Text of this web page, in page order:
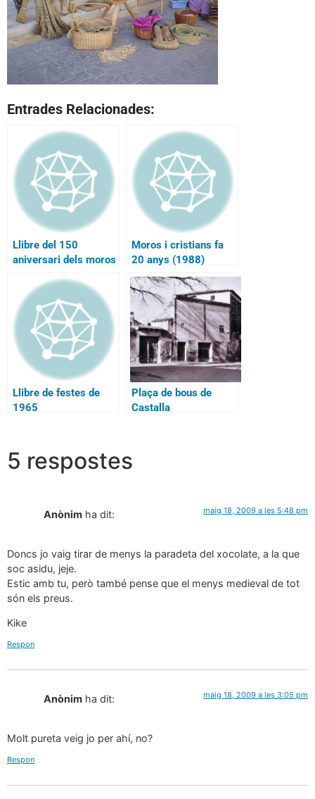
Entrades Relacionades:
Llibre del 150
aniversari dels moros
Moros i cristians fa
20 anys (1988)
Llibre de festes de
1965
Plaça de bous de
Castalla
5 respostes
Anònim ha dit: maig 18, 2009 a les 5:48 pm
Doncs jo vaig tirar de menys la paradeta del xocolate, a la que
soc asidu, jeje.
Estic amb tu, però també pense que el menys medieval de tot
són els preus.
Kike
Respon
Anònim ha dit: maig 18, 2009 a les 3:05 pm
Molt pureta veig jo per ahí, no?
Respon